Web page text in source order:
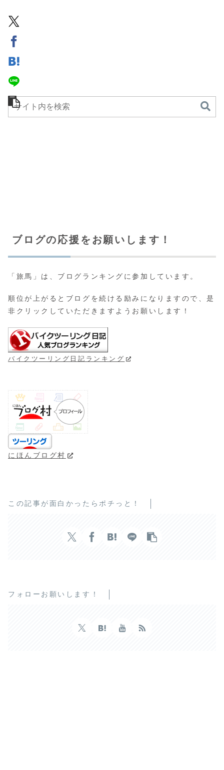
ブログの応援をお願いします！
「旅馬」は、ブログランキングに参加しています。
順位が上がるとブログを続ける励みになりますので、是
非クリックしていただきますようお願いします！
バイクツーリング日記ランキング
にほんブログ村
この記事が面白かったらポチっと！
フォローお願いします！